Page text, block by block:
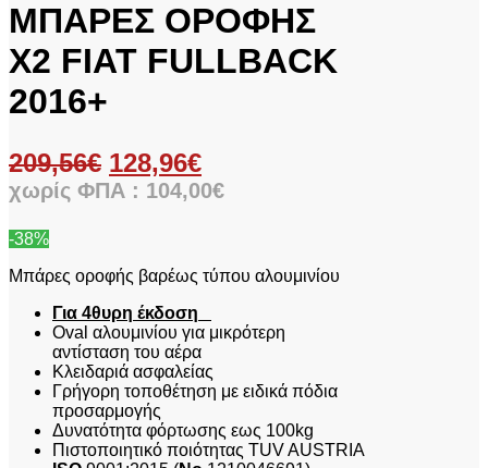
ΜΠΑΡΕΣ ΟΡΟΦΗΣ
X2 FIAT FULLBACK
2016+
209,56€ 128,96€
χωρίς ΦΠΑ : 104,00€
-38%
Μπάρες οροφής βαρέως τύπου αλουμινίου
Για 4θυρη έκδοση
Oval αλουμινίου για μικρότερη
αντίσταση του αέρα
Κλειδαριά ασφαλείας
Γρήγορη τοποθέτηση με ειδικά πόδια
προσαρμογής
Δυνατότητα φόρτωσης εως 100kg
Πιστοποιητικό ποιότητας TUV AUSTRIA